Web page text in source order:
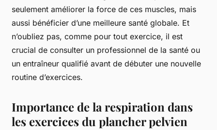
seulement améliorer la force de ces muscles, mais
aussi bénéficier d’une meilleure santé globale. Et
n’oubliez pas, comme pour tout exercice, il est
crucial de consulter un professionnel de la santé ou
un entraîneur qualifié avant de débuter une nouvelle
routine d’exercices.
Importance de la respiration dans
les exercices du plancher pelvien